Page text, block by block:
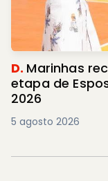
D. Marinhas
etapa de
2026
5 agosto 2026